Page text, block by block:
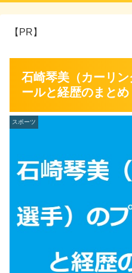
【PR】
石崎琴美（カーリ
ールと経歴のまとめ
スポーツ